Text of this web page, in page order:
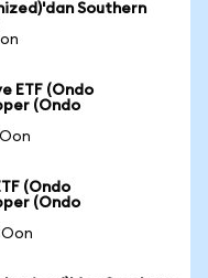
Southern
ETF (Ondo
(Ondo
(Ondo
(Ondo